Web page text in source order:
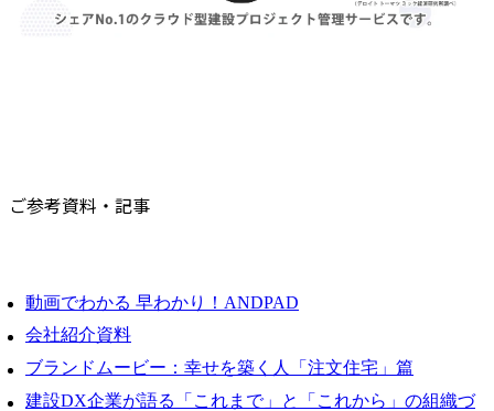
ご参考資料・記事
動画でわかる 早わかり！ANDPAD
会社紹介資料
ブランドムービー：幸せを築く人「注文住宅」篇
建設DX企業が語る「これまで」と「これから」の組織づ